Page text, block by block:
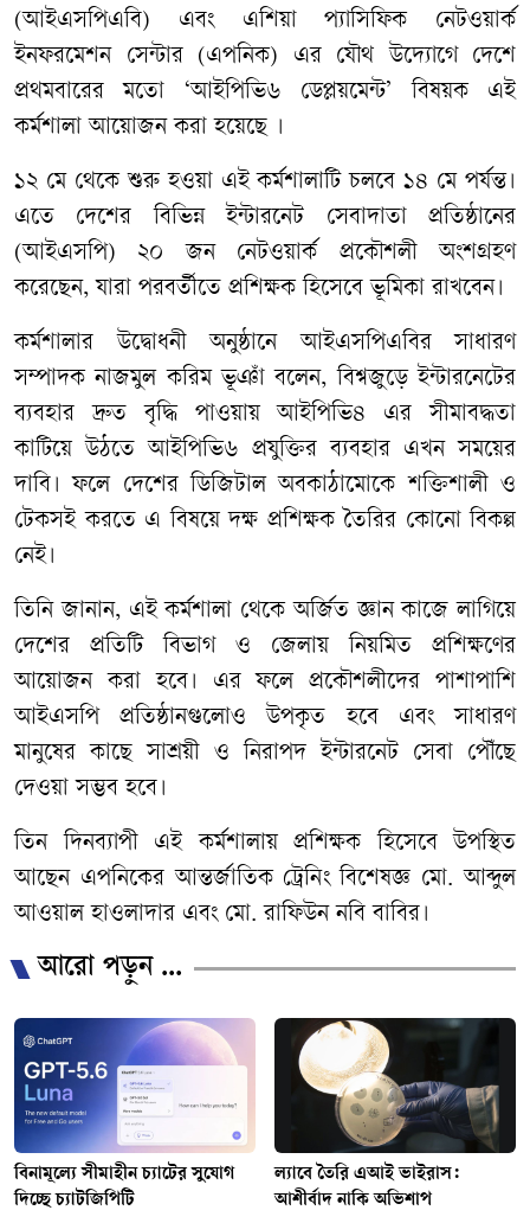
(আইএসপিএবি) এবং এশিয়া প্যাসিফিক নেটওয়ার্ক
ইনফরমেশন সেন্টার (এপনিক) এর যৌথ উদ্যোগে দেশে
প্রথমবারের মতো ‘আইপিভি৬ ডেপ্লয়মেন্ট’ বিষয়ক এই
কর্মশালা আয়োজন করা হয়েছে ।
১২ মে থেকে শুরু হওয়া এই কর্মশালাটি চলবে ১৪ মে পর্যন্ত।
এতে দেশের বিভিন্ন ইন্টারনেট সেবাদাতা প্রতিষ্ঠানের
(আইএসপি) ২০ জন নেটওয়ার্ক প্রকৌশলী অংশগ্রহণ
করেছেন, যারা পরবর্তীতে প্রশিক্ষক হিসেবে ভূমিকা রাখবেন।
কর্মশালার উদ্বোধনী অনুষ্ঠানে আইএসপিএবির সাধারণ
সম্পাদক নাজমুল করিম ভূঞাঁ বলেন, বিশ্বজু‌ড়ে ইন্টারনেটের
ব্যবহার দ্রুত বৃদ্ধি পাওয়ায় আইপিভি৪ এর সীমাবদ্ধতা
কাটিয়ে উঠতে আইপিভি৬ প্রযুক্তির ব্যবহার এখন সময়ের
দাবি। ফলে দেশের ডিজিটাল অবকাঠামোকে শক্তিশালী ও
টেকসই করতে এ বিষয়ে দক্ষ প্রশিক্ষক তৈরির কোনো বিকল্প
নেই।
তিনি জানান, এই কর্মশালা থেকে অর্জিত জ্ঞান কাজে লাগিয়ে
দেশের প্রতিটি বিভাগ ও জেলায় নিয়মিত প্রশিক্ষণের
আয়োজন করা হবে। এর ফলে প্রকৌশলীদের পাশাপাশি
আইএসপি প্রতিষ্ঠানগুলোও উপকৃত হবে এবং সাধারণ
মানুষের কাছে সাশ্রয়ী ও নিরাপদ ইন্টারনেট সেবা পৌঁছে
দেওয়া সম্ভব হবে।
তিন দিনব্যাপী এই কর্মশালায় প্রশিক্ষক হিসেবে উপস্থিত
আছেন এপনিকের আন্তর্জাতিক ট্রেনিং বিশেষজ্ঞ মো. আব্দুল
আওয়াল হাওলাদার এবং মো. রাফিউন নবি বাবির।
আরো পড়ুন ...
বিনামূল্যে সীমাহীন চ্যাটের সুযোগ
দিচ্ছে চ্যাটজিপিটি
ল্যাবে তৈরি এআই ভাইরাস:
আশীর্বাদ নাকি অভিশাপ